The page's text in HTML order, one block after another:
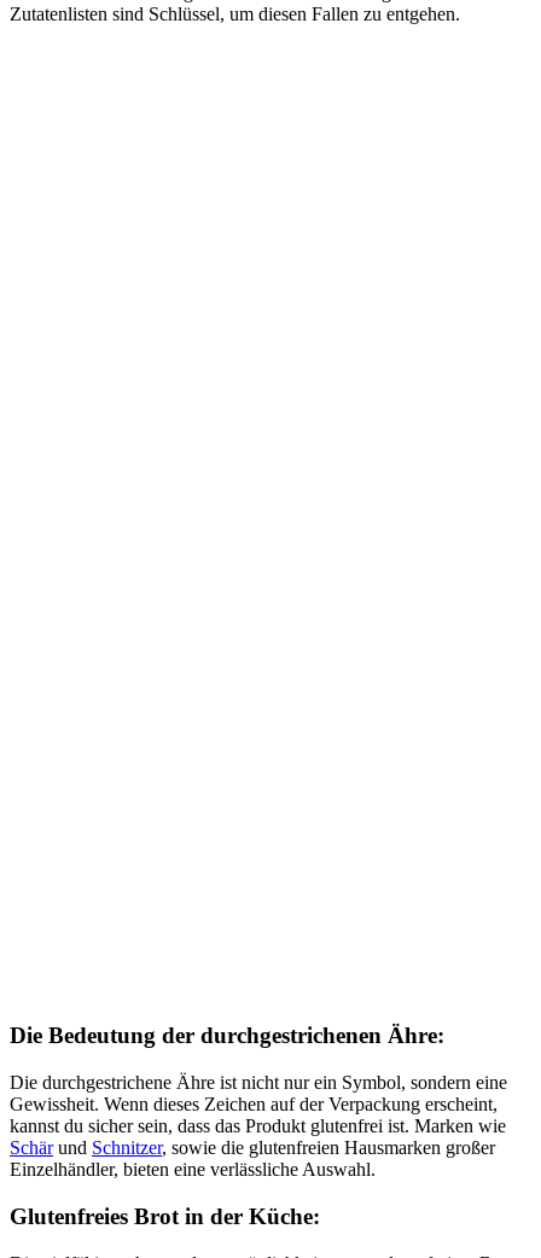
Zutatenlisten sind Schlüssel, um diesen Fallen zu entgehen.
Die Bedeutung der durchgestrichenen Ähre:
Die durchgestrichene Ähre ist nicht nur ein Symbol, sondern eine
Gewissheit. Wenn dieses Zeichen auf der Verpackung erscheint,
kannst du sicher sein, dass das Produkt glutenfrei ist. Marken wie
Schärund Schnitzer, sowie die glutenfreien Hausmarken großer
Einzelhändler, bieten eine verlässliche Auswahl.
Glutenfreies Brot in der Küche: